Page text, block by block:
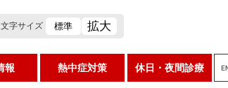
文字サイズ 標準 拡大
報 熱中症対策 休日・夜間診療